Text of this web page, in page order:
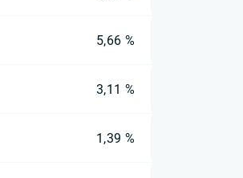
5,66 %
3,11 %
1,39 %